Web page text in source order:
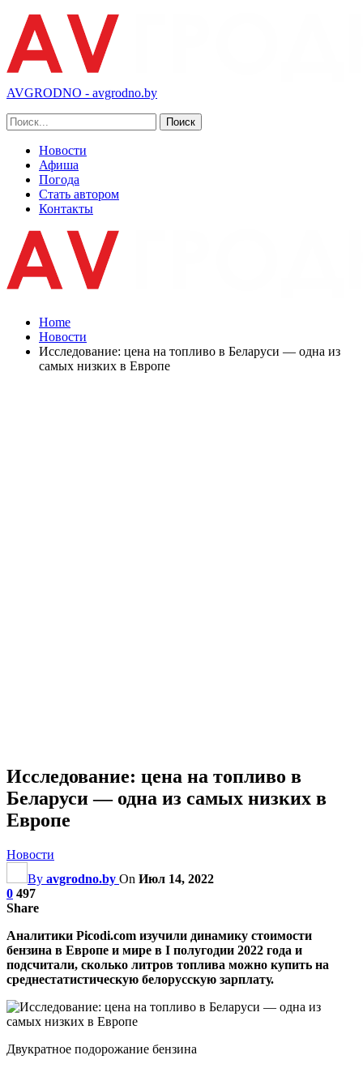
AVGRODNO - avgrodno.by
Новости
Афиша
Погода
Стать автором
Контакты
Home
Новости
Исследование: цена на топливо в Беларуси — одна из
самых низких в Европе
Исследование: цена на топливо в
Беларуси — одна из самых низких в
Европе
Новости
By avgrodno.by On Июл 14, 2022
0 497
Share
Аналитики Picodi.com изучили динамику стоимости
бензина в Европе и мире в I полугодии 2022 года и
подсчитали, сколько литров топлива можно купить на
среднестатистическую белорусcкую зарплату.
Двукратное подорожание бензина